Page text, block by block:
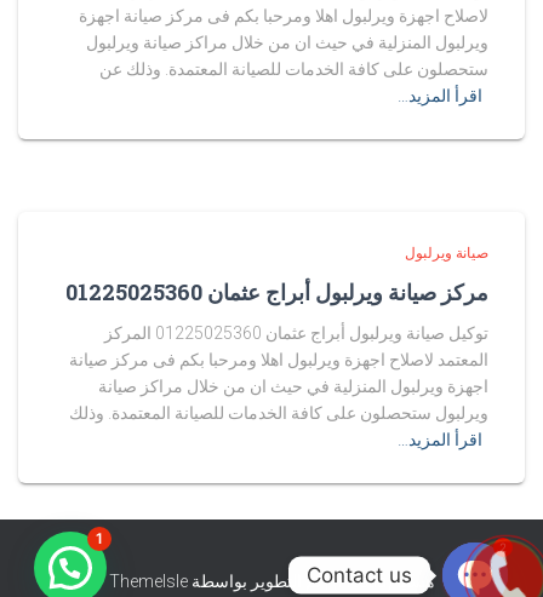
لاصلاح اجهزة ويرلبول اهلا ومرحبا بكم فى مركز صيانة اجهزة
ويرلبول المنزلية في حيث ان من خلال مراكز صيانة ويرلبول
ستحصلون على كافة الخدمات للصيانة المعتمدة. وذلك عن
اقرأ المزيد…
صيانة ويرلبول
مركز صيانة ويرلبول أبراج عثمان 01225025360
توكيل صيانة ويرلبول أبراج عثمان 01225025360 المركز
المعتمد لاصلاح اجهزة ويرلبول اهلا ومرحبا بكم فى مركز صيانة
اجهزة ويرلبول المنزلية في حيث ان من خلال مراكز صيانة
ويرلبول ستحصلون على كافة الخدمات للصيانة المعتمدة. وذلك
اقرأ المزيد…
هستيا (Hestia) | تّم التطوير بواسطة ThemeIsle
1
Contact us
2